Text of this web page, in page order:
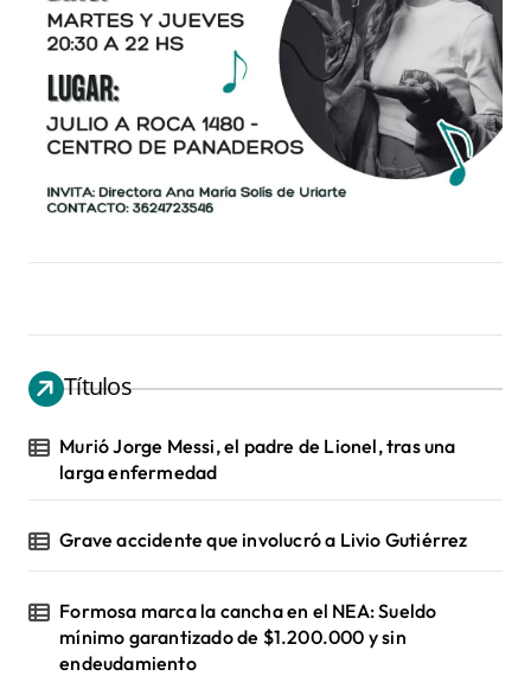
Títulos
Murió Jorge Messi, el padre de Lionel, tras una
larga enfermedad
Grave accidente que involucró a Livio Gutiérrez
Formosa marca la cancha en el NEA: Sueldo
mínimo garantizado de $1.200.000 y sin
endeudamiento